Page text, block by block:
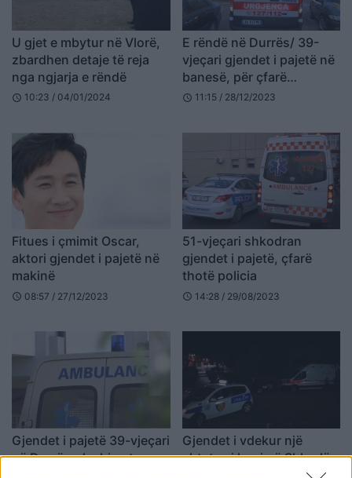
U gjet e mbytur në Vlorë,
zbardhen detaje të reja
nga ngjarja e rëndë
schedule 10:23 / 04/01/2024
E rëndë në Durrës/ 39-
vjeçari gjendet i pajetë në
banesë, për ҫfarë
dyshohet
schedule 11:15 / 28/12/2023
Fitues i çmimit Oscar,
aktori gjendet i pajetë në
makinë
schedule 08:57 / 27/12/2023
51-vjeçari shkodran
gjendet i pajetë, çfarë
thotë policia
schedule 14:28 / 29/08/2023
Gjendet i pajetë 39-vjeçari
në Durrës, dyshimet e
Gjendet i vdekur një
shtetas i huaj në Shkodër,